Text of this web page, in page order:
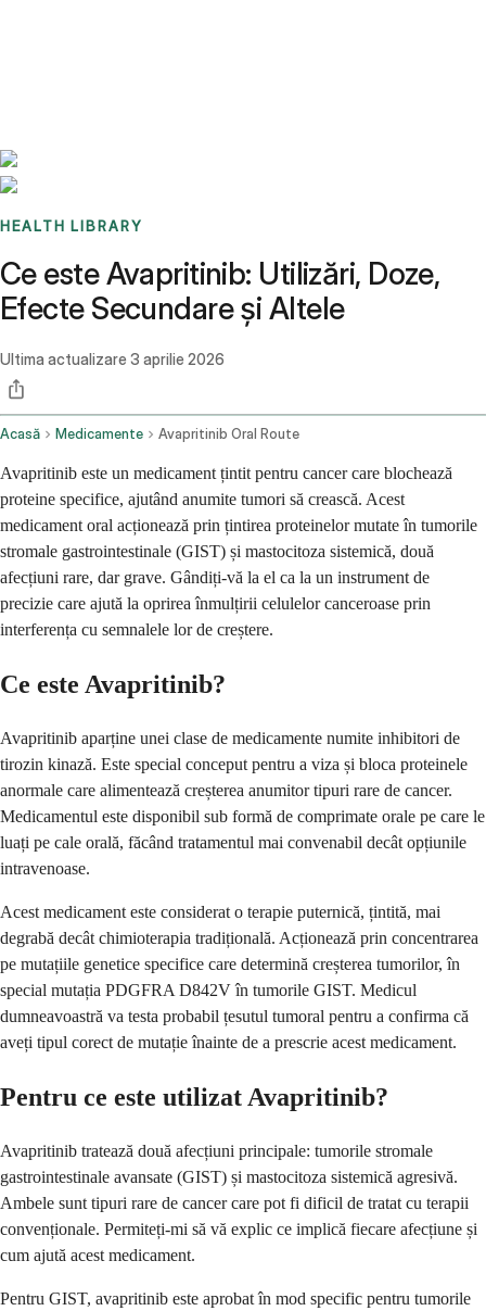
HEALTH LIBRARY
Ce este Avapritinib: Utilizări, Doze,
Efecte Secundare și Altele
Ultima actualizare 3 aprilie 2026
Acasă Medicamente Avapritinib Oral Route
Avapritinib este un medicament țintit pentru cancer care blochează
proteine specifice, ajutând anumite tumori să crească. Acest
medicament oral acționează prin țintirea proteinelor mutate în tumorile
stromale gastrointestinale (GIST) și mastocitoza sistemică, două
afecțiuni rare, dar grave. Gândiți-vă la el ca la un instrument de
precizie care ajută la oprirea înmulțirii celulelor canceroase prin
interferența cu semnalele lor de creștere.
Ce este Avapritinib?
Avapritinib aparține unei clase de medicamente numite inhibitori de
tirozin kinază. Este special conceput pentru a viza și bloca proteinele
anormale care alimentează creșterea anumitor tipuri rare de cancer.
Medicamentul este disponibil sub formă de comprimate orale pe care le
luați pe cale orală, făcând tratamentul mai convenabil decât opțiunile
intravenoase.
Acest medicament este considerat o terapie puternică, țintită, mai
degrabă decât chimioterapia tradițională. Acționează prin concentrarea
pe mutațiile genetice specifice care determină creșterea tumorilor, în
special mutația PDGFRA D842V în tumorile GIST. Medicul
dumneavoastră va testa probabil țesutul tumoral pentru a confirma că
aveți tipul corect de mutație înainte de a prescrie acest medicament.
Pentru ce este utilizat Avapritinib?
Avapritinib tratează două afecțiuni principale: tumorile stromale
gastrointestinale avansate (GIST) și mastocitoza sistemică agresivă.
Ambele sunt tipuri rare de cancer care pot fi dificil de tratat cu terapii
convenționale. Permiteți-mi să vă explic ce implică fiecare afecțiune și
cum ajută acest medicament.
Pentru GIST, avapritinib este aprobat în mod specific pentru tumorile